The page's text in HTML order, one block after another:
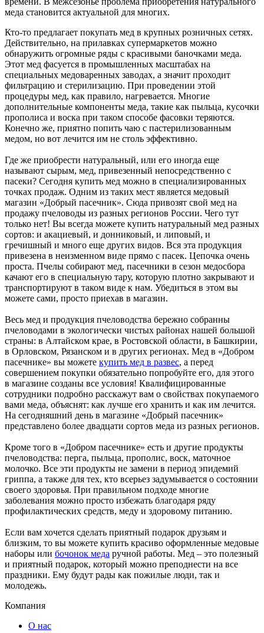
меда становится актуальной для многих.
Кто-то предлагает покупать мед в крупных розничных сетях.
Действительно, на прилавках супермаркетов можно
обнаружить огромные ряды с красивыми баночками меда.
Этот мед фасуется в промышленных масштабах на
специальных медоваренных заводах, а значит проходит
фильтрацию и стерилизацию. При проведении этой
процедуры мед, как правило, нагревается. Многие
дополнительные компоненты меда, такие как пыльца, кусочки
прополиса и воска при таком способе фасовки теряются.
Конечно же, приятно попить чаю с пастерилизованным
медом, но вот лечится им не столь эффективно.
Где же приобрести натуральный, или его иногда еще
называют сырым, мед, привезенный непосредственно с
пасеки? Сегодня купить мед можно в специализированных
точках продаж. Одним из таких мест является медовый
магазин «Добрый пасечник». Сюда привозят свой мед на
продажу пчеловоды из разных регионов России. Чего тут
только нет! Вы всегда можете купить натуральный мед разных
сортов: и акациевый, и донниковый, и липовый, и
гречишный и много еще других видов. Вся эта продукция
привезена в неизменном виде прямо с пасек. Цепочка очень
проста. Пчелы собирают мед, пасечники в сезон медосбора
качают его в специальную тару, которую плотно закрывают и
транспортируют в таком виде к нам. Убедиться в этом вы
можете сами, просто приехав в магазин.
Весь мед и продукция пчеловодства бережно собранны
пчеловодами в экологически чистых районах нашей большой
страны: в Алтайском крае, в Ростовской области, в Башкирии,
в Орловском, Рязанском и в других регионах. Мед в «Добром
пасечнике» вы можете купить мед в развес, а перед
совершением покупки обязательно попробуйте его, для этого
в магазине созданы все условия! Квалифицированные
сотрудники подробно расскажут вам о свойствах покупаемого
вами меда, объяснят: как лучше его хранить и как им лечится.
На сегодняшний день в магазине «Добрый пасечник»
представлено более двадцати сортов меда из разных регионов.
Кроме того в «Добром пасечнике» есть и другие продукты
пчеловодства: перга, пыльца, прополис, воск, маточное
молочко. Все эти продукты не замени в период эпидемий
гриппа, а также для тех, кто всерьез задумывается о состоянии
своего здоровья. При правильном подходе многие
заболевания можно просто избежать благодаря ряду
профилактических средств, меду и здоровому питанию.
Если вам хочется сделать приятный подарок друзьям и
близким, то вы можете купить красиво оформленные медовые
наборы или бочонок меда ручной работы. Мед – это полезный
и приятный подарок, который можно преподнести на все
праздники. Ему будут рады как пожилые люди, так и
молодежь.
Компания
О нас